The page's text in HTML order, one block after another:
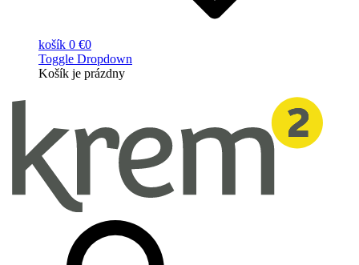
košík 0 €0
Toggle Dropdown
Košík je prázdny